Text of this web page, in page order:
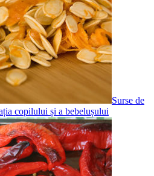
Surse de
copilului și a bebelușului